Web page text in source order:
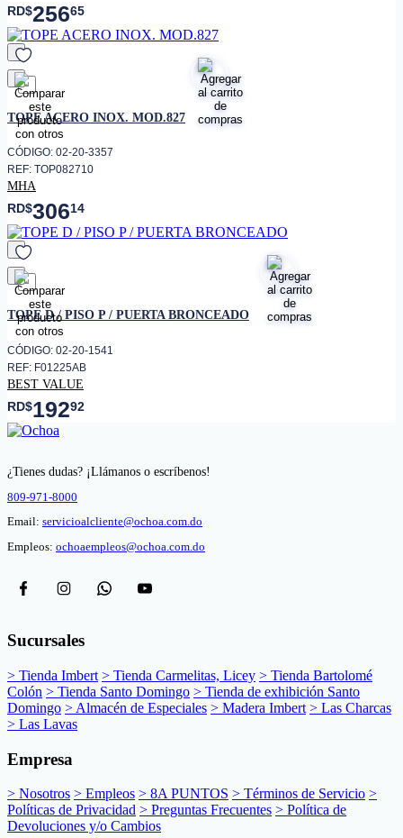
RD$25665
favorito
TOPE ACERO INOX. MOD.827
CÓDIGO: 02-20-3357
REF: TOP082710
MHA
RD$30614
favorito
TOPE D / PISO P / PUERTA BRONCEADO
CÓDIGO: 02-20-1541
REF: F01225AB
BEST VALUE
RD$19292
¿Tienes dudas? ¡Llámanos o escríbenos!
809-971-8000
Email: servicioalcliente@ochoa.com.do
Empleos: ochoaempleos@ochoa.com.do
Sucursales
> Tienda Imbert > Tienda Carmelitas, Licey > Tienda Bartolomé
Colón > Tienda Santo Domingo > Tienda de exhibición Santo
Domingo > Almacén de Especiales > Madera Imbert > Las Charcas
> Las Lavas
Empresa
> Nosotros > Empleos > 8A PUNTOS > Términos de Servicio >
Políticas de Privacidad > Preguntas Frecuentes > Política de
Devoluciones y/o Cambios